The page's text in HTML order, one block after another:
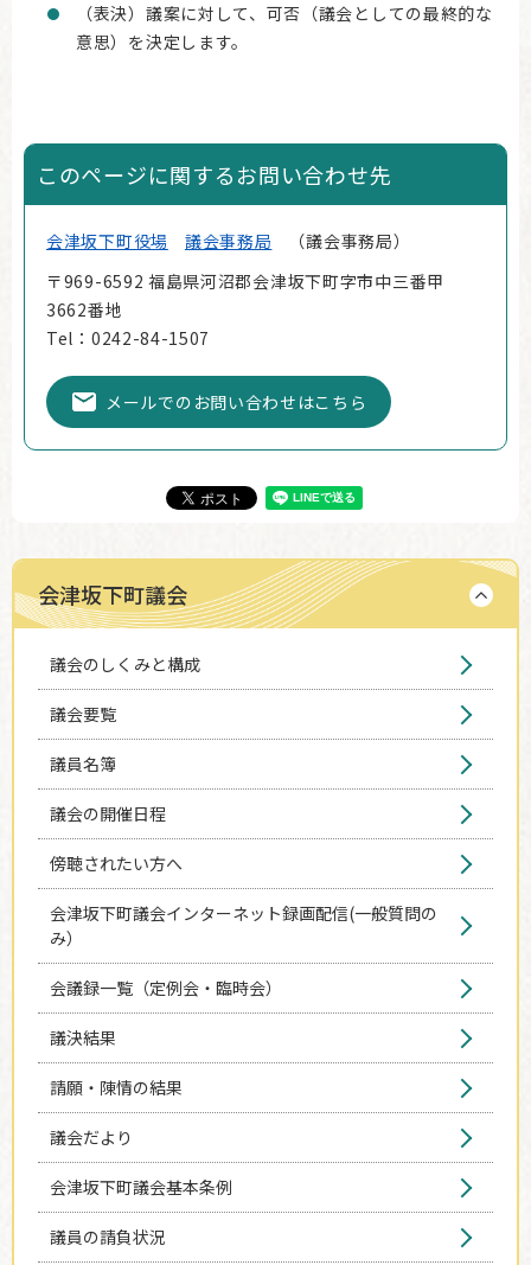
（表決）議案に対して、可否（議会としての最終的な
意思）を決定します。
このページに関するお問い合わせ先
会津坂下町役場 議会事務局
議会事務局
〒969-6592 福島県河沼郡会津坂下町字市中三番甲
3662番地
Tel：0242-84-1507
メールでのお問い合わせはこちら
会津坂下町議会
議会のしくみと構成
議会要覧
議員名簿
議会の開催日程
傍聴されたい方へ
会津坂下町議会インターネット録画配信(一般質問の
み）
会議録一覧（定例会・臨時会）
議決結果
請願・陳情の結果
議会だより
会津坂下町議会基本条例
議員の請負状況